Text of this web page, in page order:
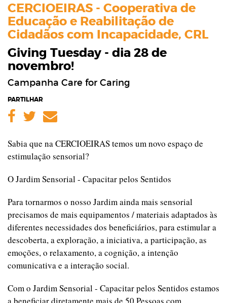
CERCIOEIRAS - Cooperativa de
Educação e Reabilitação de
Cidadãos com Incapacidade, CRL
Giving Tuesday - dia 28 de
novembro!
Campanha Care for Caring
PARTILHAR
Facebook
Twitter
Email
Sabia que na CERCIOEIRAS temos um novo espaço de
estimulação sensorial?
O Jardim Sensorial - Capacitar pelos Sentidos
Para tornarmos o nosso Jardim ainda mais sensorial
precisamos de mais equipamentos / materiais adaptados às
diferentes necessidades dos beneficiários, para estimular a
descoberta, a exploração, a iniciativa, a participação, as
emoções, o relaxamento, a cognição, a intenção
comunicativa e a interação social.
Com o Jardim Sensorial - Capacitar pelos Sentidos estamos